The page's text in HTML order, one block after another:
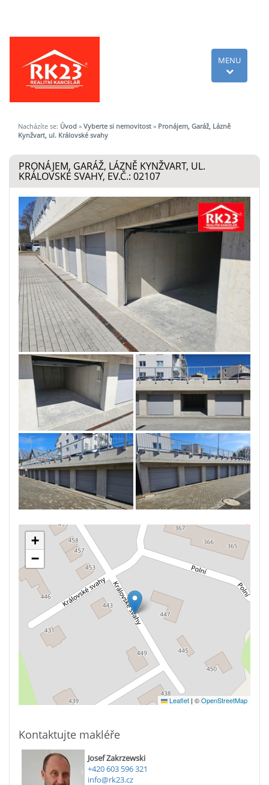
MENU
Nacházíte se: Úvod » Vyberte si nemovitost » Pronájem, Garáž, Lázně
Kynžvart, ul. Královské svahy
PRONÁJEM, GARÁŽ, LÁZNĚ KYNŽVART, UL.
KRÁLOVSKÉ SVAHY, EV.Č.: 02107
+
−
Leaflet | ©OpenStreetMap
Kontaktujte makléře
Josef Zakrzewski
+420 603 596 321
info@rk23.cz